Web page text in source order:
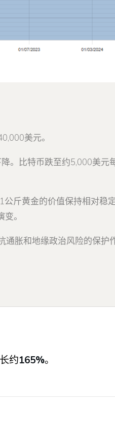
美元。
。比特币跌至约5,000美元
斤黄金的价值保持相对稳
。
胀和地缘政治风险的保护作
约165%。